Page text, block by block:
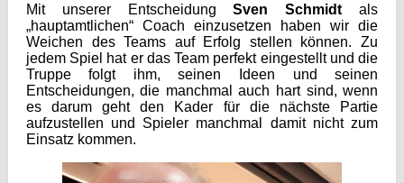
Mit unserer EntscheidungSven Schmidt als
„hauptamtlichen“ Coach einzusetzen haben wir die
Weichen des Teams auf Erfolg stellen können. Zu
jedem Spiel hat er das Team perfekt eingestellt und die
Truppe folgt ihm, seinen Ideen und seinen
Entscheidungen, die manchmal auch hart sind, wenn
es darum geht den Kader für die nächste Partie
aufzustellen und Spieler manchmal damit nicht zum
Einsatz kommen.